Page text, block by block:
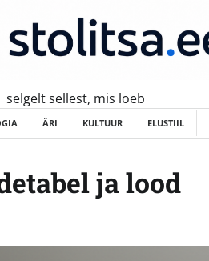
selgelt sellest, mis loeb
ÄRI KULTUUR ELUSTIIL
ja lood